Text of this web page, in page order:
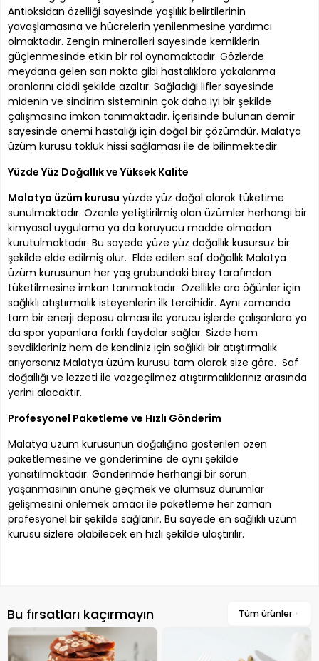
Antioksidan özelliği sayesinde yaşlılık belirtilerinin
yavaşlamasına ve hücrelerin yenilenmesine yardımcı
olmaktadır. Zengin mineralleri sayesinde kemiklerin
güçlenmesinde etkin bir rol oynamaktadır. Gözlerde
meydana gelen sarı nokta gibi hastalıklara yakalanma
oranlarını ciddi şekilde azaltır. Sağladığı lifler sayesinde
midenin ve sindirim sisteminin çok daha iyi bir şekilde
çalışmasına imkan tanımaktadır. İçerisinde bulunan demir
sayesinde anemi hastalığı için doğal bir çözümdür. Malatya
üzüm kurusu tokluk hissi sağlaması ile de bilinmektedir.
Yüzde Yüz Doğallık ve Yüksek Kalite
Malatya üzüm kurusu yüzde yüz doğal olarak tüketime
sunulmaktadır. Özenle yetiştirilmiş olan üzümler herhangi bir
kimyasal uygulama ya da koruyucu madde olmadan
kurutulmaktadır. Bu sayede yüze yüz doğallık kusursuz bir
şekilde elde edilmiş olur. Elde edilen saf doğallık Malatya
üzüm kurusunun her yaş grubundaki birey tarafından
tüketilmesine imkan tanımaktadır. Özellikle ara öğünler için
sağlıklı atıştırmalık isteyenlerin ilk tercihidir. Aynı zamanda
tam bir enerji deposu olması ile yorucu işlerde çalışanlara ya
da spor yapanlara farklı faydalar sağlar. Sizde hem
sevdikleriniz hem de kendiniz için sağlıklı bir atıştırmalık
arıyorsanız Malatya üzüm kurusu tam olarak size göre. Saf
doğallığı ve lezzeti ile vazgeçilmez atıştırmalıklarınız arasında
yerini alacaktır.
Profesyonel Paketleme ve Hızlı Gönderim
Malatya üzüm kurusunun doğalığına gösterilen özen
paketlemesine ve gönderimine de aynı şekilde
yansıtılmaktadır. Gönderimde herhangi bir sorun
yaşanmasının önüne geçmek ve olumsuz durumlar
gelişmesini önlemek amacı ile paketleme her zaman
profesyonel bir şekilde sağlanır. Bu sayede en sağlıklı üzüm
kurusu sizlere olabilecek en hızlı şekilde ulaştırılır.
Bu fırsatları kaçırmayın Tüm ürünler